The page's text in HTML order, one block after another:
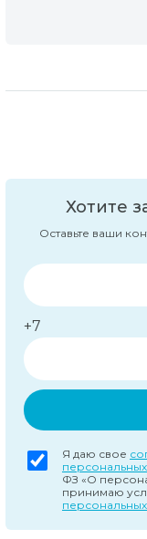
Хотите
Оставьте ваши
+7
Я даю свое
ФЗ «О
принимаю
персональных